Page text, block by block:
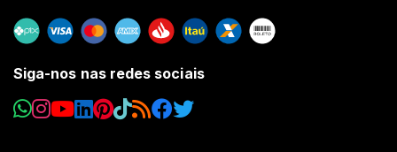
Siga-nos nas redes sociais